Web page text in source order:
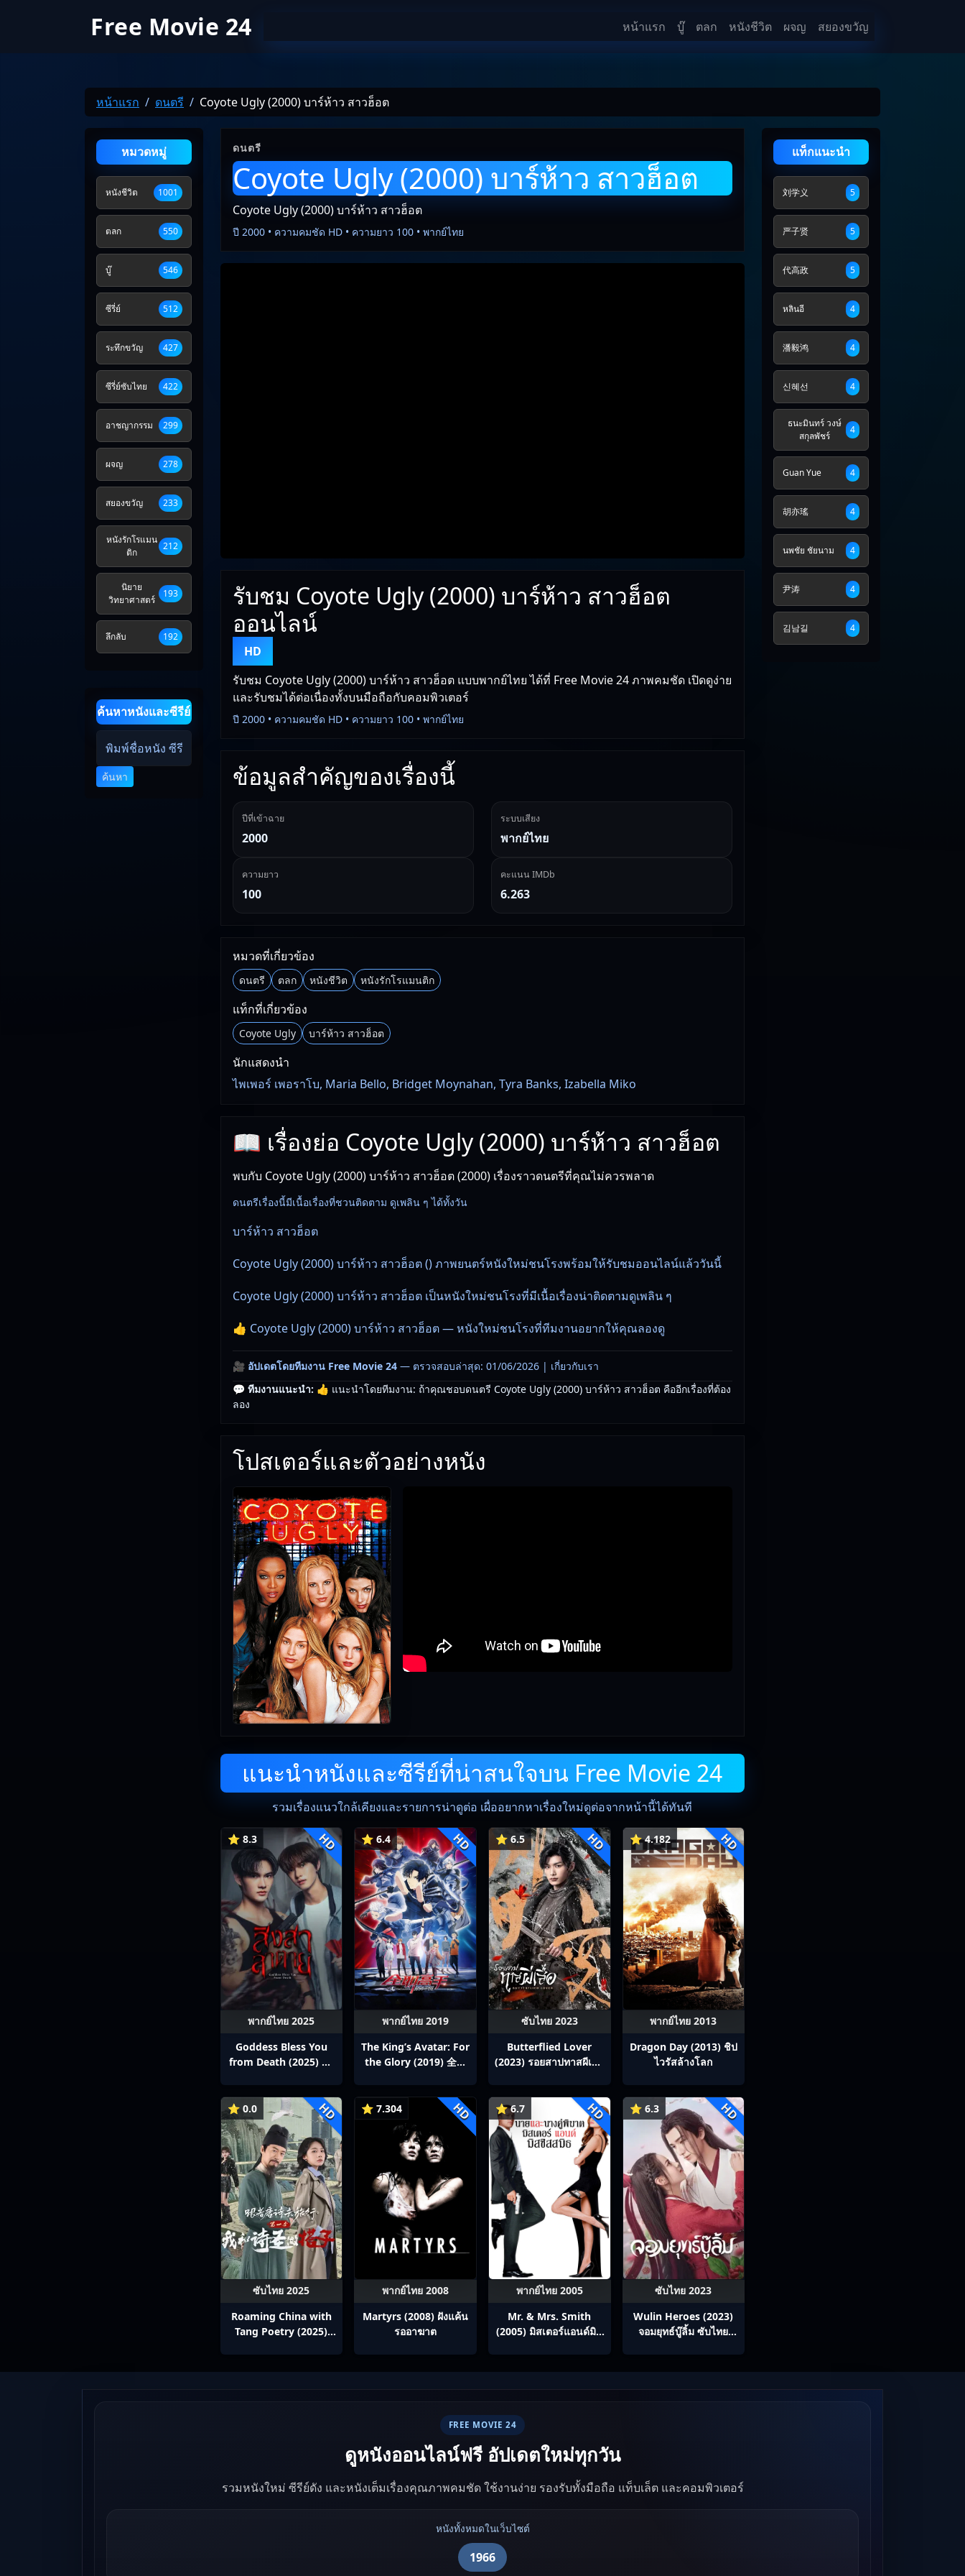
Free Movie 24 หน้าแรก บู๊ ตลก หนังชีวิต ผจญ สยองขวัญ
หน้าแรก ดนตรี Coyote Ugly (2000) บาร์ห้าว สาวฮ็อต
หมวดหมู่
หนังชีวิต 1001
ตลก 550
บู๊ 546
ซีรี่ย์ 512
ระทึกขวัญ 427
ซีรี่ย์ซับไทย 422
อาชญากรรม 299
ผจญ 278
สยองขวัญ 233
หนังรักโรแมน
ติก
212
นิยาย
วิทยาศาสตร์
193
ลึกลับ 192
ค้นหาหนังและซีรีย์
ค้นหา
ดนตรี
Coyote Ugly (2000) บาร์ห้าว สาวฮ็อต
Coyote Ugly (2000) บาร์ห้าว สาวฮ็อต
ปี 2000 • ความคมชัด HD • ความยาว 100 • พากย์ไทย
รับชม Coyote Ugly (2000) บาร์ห้าว สาวฮ็อต
ออนไลน์
HD
รับชม Coyote Ugly (2000) บาร์ห้าว สาวฮ็อต แบบพากย์ไทย ได้ที่ Free Movie 24 ภาพคมชัด เปิดดูง่าย
และรับชมได้ต่อเนื่องทั้งบนมือถือกับคอมพิวเตอร์
ปี 2000 • ความคมชัด HD • ความยาว 100 • พากย์ไทย
ข้อมูลสำคัญของเรื่องนี้
ปีที่เข้าฉาย
2000
ระบบเสียง
พากย์ไทย
ความยาว
100
คะแนน IMDb
6.263
หมวดที่เกี่ยวข้อง
ดนตรี ตลก หนังชีวิต หนังรักโรแมนติก
แท็กที่เกี่ยวข้อง
Coyote Ugly บาร์ห้าว สาวฮ็อต
นักแสดงนำ
ไพเพอร์ เพอราโบ, Maria Bello, Bridget Moynahan, Tyra Banks, Izabella Miko
📖 เรื่องย่อ Coyote Ugly (2000) บาร์ห้าว สาวฮ็อต
พบกับ Coyote Ugly (2000) บาร์ห้าว สาวฮ็อต (2000) เรื่องราวดนตรีที่คุณไม่ควรพลาด
ดนตรีเรื่องนี้มีเนื้อเรื่องที่ชวนติดตาม ดูเพลิน ๆ ได้ทั้งวัน
บาร์ห้าว สาวฮ็อต
Coyote Ugly (2000) บาร์ห้าว สาวฮ็อต () ภาพยนตร์หนังใหม่ชนโรงพร้อมให้รับชมออนไลน์แล้ววันนี้
Coyote Ugly (2000) บาร์ห้าว สาวฮ็อต เป็นหนังใหม่ชนโรงที่มีเนื้อเรื่องน่าติดตามดูเพลิน ๆ
👍 Coyote Ugly (2000) บาร์ห้าว สาวฮ็อต — หนังใหม่ชนโรงที่ทีมงานอยากให้คุณลองดู
🎥 อัปเดตโดยทีมงาน Free Movie 24— ตรวจสอบล่าสุด: 01/06/2026 | เกี่ยวกับเรา
💬 ทีมงานแนะนำ: 👍 แนะนำโดยทีมงาน: ถ้าคุณชอบดนตรี Coyote Ugly (2000) บาร์ห้าว สาวฮ็อต คืออีกเรื่องที่ต้อง
ลอง
โปสเตอร์และตัวอย่างหนัง
แนะนำหนังและซีรีย์ที่น่าสนใจบน Free Movie 24
รวมเรื่องแนวใกล้เคียงและรายการน่าดูต่อ เผื่ออยากหาเรื่องใหม่ดูต่อจากหน้านี้ได้ทันที
⭐ 8.3 HD
พากย์ไทย 2025
Goddess Bless You
from Death (2025) สิง
⭐ 6.4 HD
พากย์ไทย 2019
The King’s Avatar: For
the Glory (2019) 全职
⭐ 6.5 HD
ซับไทย 2023
Butterflied Lover
(2023) รอยสาปทาสผีเสื้อ
⭐ 4.182 HD
พากย์ไทย 2013
Dragon Day (2013) ชิป
ไวรัสล้างโลก
⭐ 0.0 HD
ซับไทย 2025
Roaming China with
Tang Poetry (2025)
⭐ 7.304 HD
พากย์ไทย 2008
Martyrs (2008) ฝังแค้น
รออาฆาต
⭐ 6.7 HD
พากย์ไทย 2005
Mr. & Mrs. Smith
(2005) มิสเตอร์แอนด์มิส
⭐ 6.3 HD
ซับไทย 2023
Wulin Heroes (2023)
จอมยุทธ์บู๊ลิ้ม ซับไทย
แท็กแนะนำ
刘学义 5
严子贤 5
代高政 5
หลินอี 4
潘毅鸿 4
신혜선 4
ธนะมินทร์ วงษ์
สกุลพัชร์
4
Guan Yue 4
胡亦瑤 4
นพชัย ชัยนาม 4
尹涛 4
김남길 4
FREE MOVIE 24
ดูหนังออนไลน์ฟรี อัปเดตใหม่ทุกวัน
รวมหนังใหม่ ซีรีย์ดัง และหนังเต็มเรื่องคุณภาพคมชัด ใช้งานง่าย รองรับทั้งมือถือ แท็บเล็ต และคอมพิวเตอร์
หนังทั้งหมดในเว็บไซต์
1966